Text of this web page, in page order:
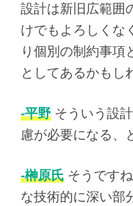
設計は新旧広範囲
けでもよろしくな
り個別の制約事項
としてあるかもし
-平野 そういう設
慮が必要になる、
-榊原氏 そうです
な技術的に深い部